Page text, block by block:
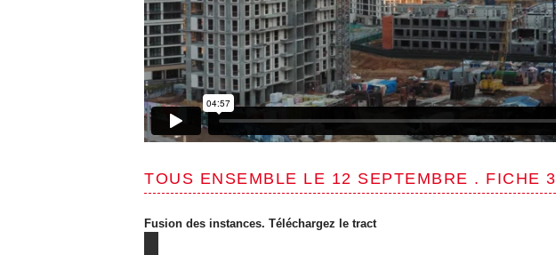
TOUS ENSEMBLE LE 12 SEPTEMBRE . FICHE 3
Fusion des instances. Téléchargez le tract